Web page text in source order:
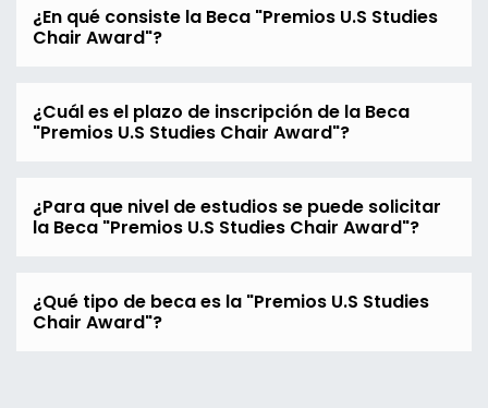
¿En qué consiste la Beca "Premios U.S Studies
Chair Award"?
¿Cuál es el plazo de inscripción de la Beca
"Premios U.S Studies Chair Award"?
¿Para que nivel de estudios se puede solicitar
la Beca "Premios U.S Studies Chair Award"?
¿Qué tipo de beca es la "Premios U.S Studies
Chair Award"?